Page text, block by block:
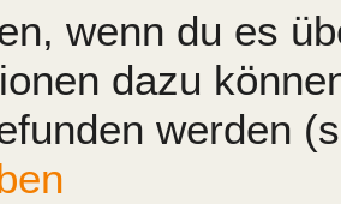
wenn du es
dazu
werden